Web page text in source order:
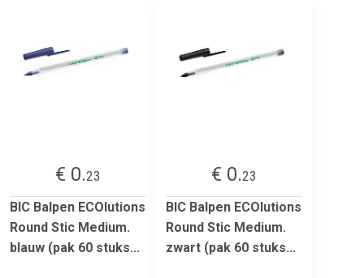
€ 0.23
BIC Balpen ECOlutions
Round Stic Medium.
blauw (pak 60 stuks...
€ 0.23
BIC Balpen ECOlutions
Round Stic Medium.
zwart (pak 60 stuks...